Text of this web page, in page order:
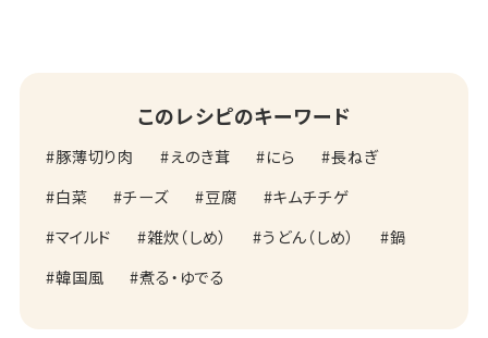
このレシピのキーワード
豚薄切り肉 えのき茸 にら
長ねぎ
白菜
チーズ 豆腐
キムチチゲ
マイルド
雑炊（しめ） うどん（しめ）
鍋
韓国風
煮る・ゆでる